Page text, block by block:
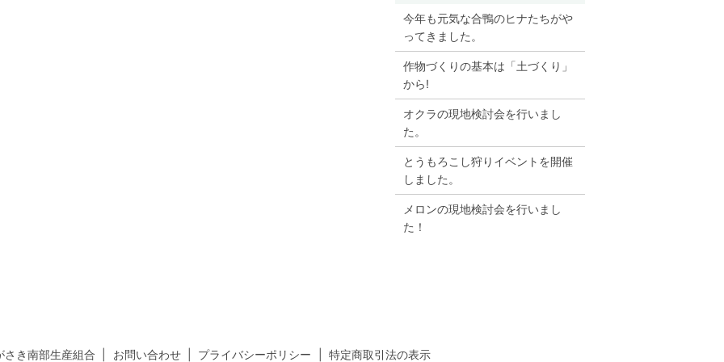
今年も元気な合鴨のヒナたちがや
ってきました。
作物づくりの基本は「土づくり」
から!
オクラの現地検討会を行いまし
た。
とうもろこし狩りイベントを開催
しました。
メロンの現地検討会を行いまし
た！
さき南部生産組合 お問い合わせ プライバシーポリシー 特定商取引法の表示